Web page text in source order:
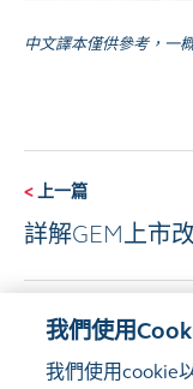
中文譯本僅供參考，一
<上一篇
詳解GEM上市
香港的離岸內
我們使用
我們使用cookie